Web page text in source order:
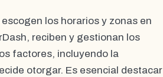
los horarios y zonas en
reciben y gestionan los
factores, incluyendo la
otorgar. Es esencial destacar